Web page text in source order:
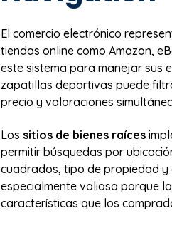
El comercio electrónico
tiendas online como Amazon,
este sistema para manejar sus
zapatillas deportivas puede
precio y valoraciones
Los sitios de bienes raíces
permitir búsquedas por
cuadrados, tipo de propiedad y
especialmente valiosa porque
características que los